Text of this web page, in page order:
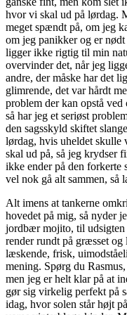
hvor vi skal ud på lørdag.
meget spændt på, om jeg
om jeg panikker og er
ligger ikke rigtig til min
overvinder det, når jeg
andre, der måske har det
glimrende, det var hårdt
problem der kan opstå
så har jeg et seriøst
den sagsskyld skiftet
lørdag, hvis uheldet
skal ud på, så jeg krydser
ikke ender på den forkerte
vel nok gå alt sammen,
Alt imens at tankerne
hovedet på mig, så nyder
jordbær mojito, til udsigten
render rundt på græsset
læskende, frisk,
mening. Spørg du
men jeg er helt klar på at
gør sig virkelig perfekt på
idag, hvor solen står højt